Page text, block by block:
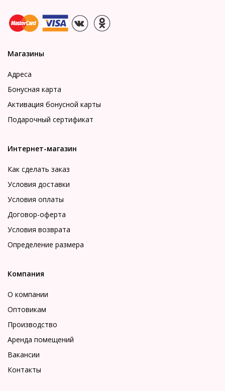
Магазины
Адреса
Бонусная карта
Активация бонусной карты
Подарочный сертификат
Интернет-магазин
Как сделать заказ
Условия доставки
Условия оплаты
Договор-оферта
Условия возврата
Определение размера
Компания
О компании
Оптовикам
Производство
Аренда помещений
Вакансии
Контакты